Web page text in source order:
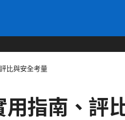
比與安全考量
指南、評